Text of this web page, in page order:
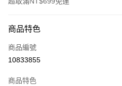
信用卡一次付款
超商取貨付款
商品特色
商品編號
10833855
商品特色